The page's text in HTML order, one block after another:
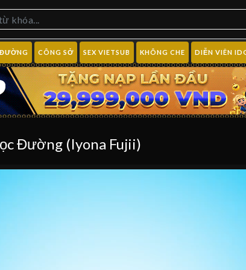
CÔNG SỞ SEX VIETSUB KHÔNG CHE DIỄN VIÊN
Đường (Iyona Fujii)